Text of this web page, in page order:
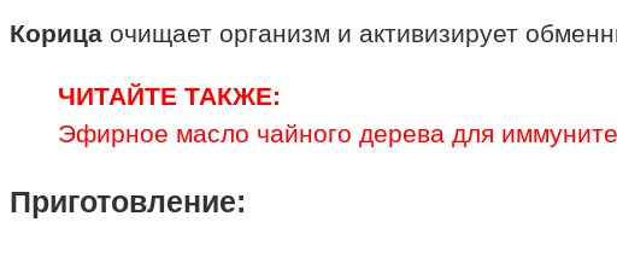
Корица очищает организм и активизирует
ЧИТАЙТЕ ТАКЖЕ:
Эфирное масло чайного дерева для
Приготовление: